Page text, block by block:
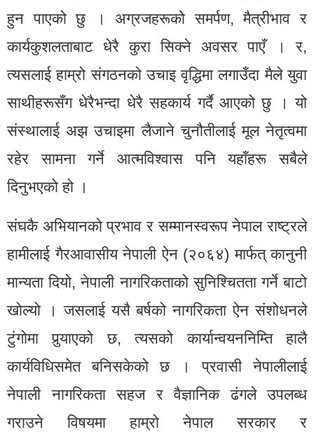
हुन पाएको छु । अग्रजहरूको समर्पण, मैत्रीभाव र
कार्यकुशलताबाट धेरै कुरा सिक्ने अवसर पाएँ । र,
त्यसलाई हाम्रो संगठनको उचाइ वृद्धिमा लगाउँदा मैले युवा
साथीहरूसँग धेरैभन्दा धेरै सहकार्य गर्दै आएको छु । यो
संस्थालाई अझ उचाइमा लैजाने चुनौतीलाई मूल नेतृत्वमा
रहेर सामना गर्ने आत्मविश्वास पनि यहाँहरू सबैले
दिनुभएको हो ।
संघकै अभियानको प्रभाव र सम्मानस्वरूप नेपाल राष्ट्रले
हामीलाई गैरआवासीय नेपाली ऐन (२०६४) मार्फत् कानुनी
मान्यता दियो, नेपाली नागरिकताको सुनिश्चितता गर्ने बाटो
खोल्यो । जसलाई यसै बर्षको नागरिकता ऐन संशोधनले
टुंगोमा पुर्‍याएको छ, त्यसको कार्यान्वयननिम्ति हालै
कार्यविधिसमेत बनिसकेको छ । प्रवासी नेपालीलाई
नेपाली नागरिकता सहज र वैज्ञानिक ढंगले उपलब्ध
गराउने विषयमा हाम्रो नेपाल सरकार र